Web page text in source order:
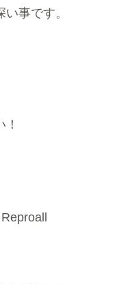
事です。